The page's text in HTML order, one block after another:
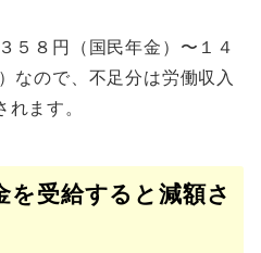
５８円（国民年金）〜１４
なので、不足分は労働収入
ます。
受給すると減額さ